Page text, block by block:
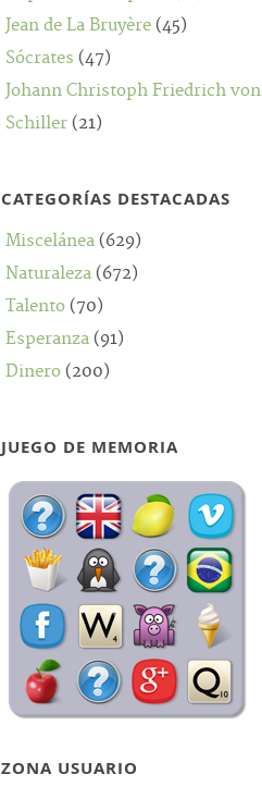
Jean de La Bruyère (45)
Sócrates (47)
Johann Christoph Friedrich von
Schiller (21)
CATEGORÍAS DESTACADAS
Miscelánea (629)
Naturaleza (672)
Talento (70)
Esperanza (91)
Dinero (200)
JUEGO DE MEMORIA
ZONA USUARIO